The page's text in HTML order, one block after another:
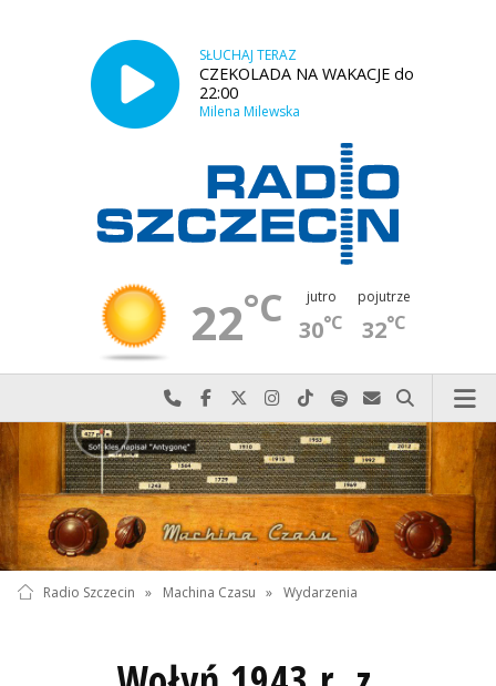
SŁUCHAJ TERAZ
CZEKOLADA NA WAKACJE do
22:00
Milena Milewska
22°C jutro
30°C
pojutrze
32°C
Najlepiej po prostu do nas zadzwoń
Odwiedź nas na Facebook-u
Odwiedź nas na X
Odwiedź nas na Instagram-ie
Odwiedź nas na TikTok-u
Szukaj nas na Spotify
Wyślij do nas
Szukaj
Radio Szczecin » Machina Czasu » Wydarzenia